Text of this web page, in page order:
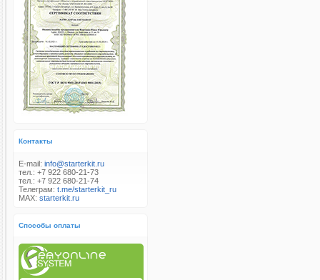
Контакты
E-mail: info@starterkit.ru
тел.: +7 922 680-21-73
тел.: +7 922 680-21-74
Телеграм: t.me/starterkit_ru
MAX: starterkit.ru
Способы оплаты